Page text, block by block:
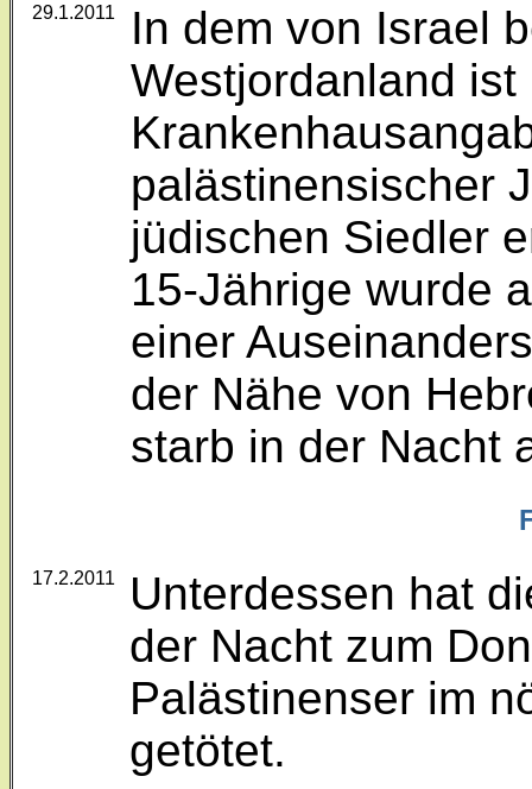
29.1.2011
In dem von Israel
Westjordanland ist
palästinensischer
jüdischen Siedler
15-Jährige wurde
einer
der Nähe von
starb in der Nacht
17.2.2011
Unterdessen hat
der Nacht zum
Palästinenser im
getötet.